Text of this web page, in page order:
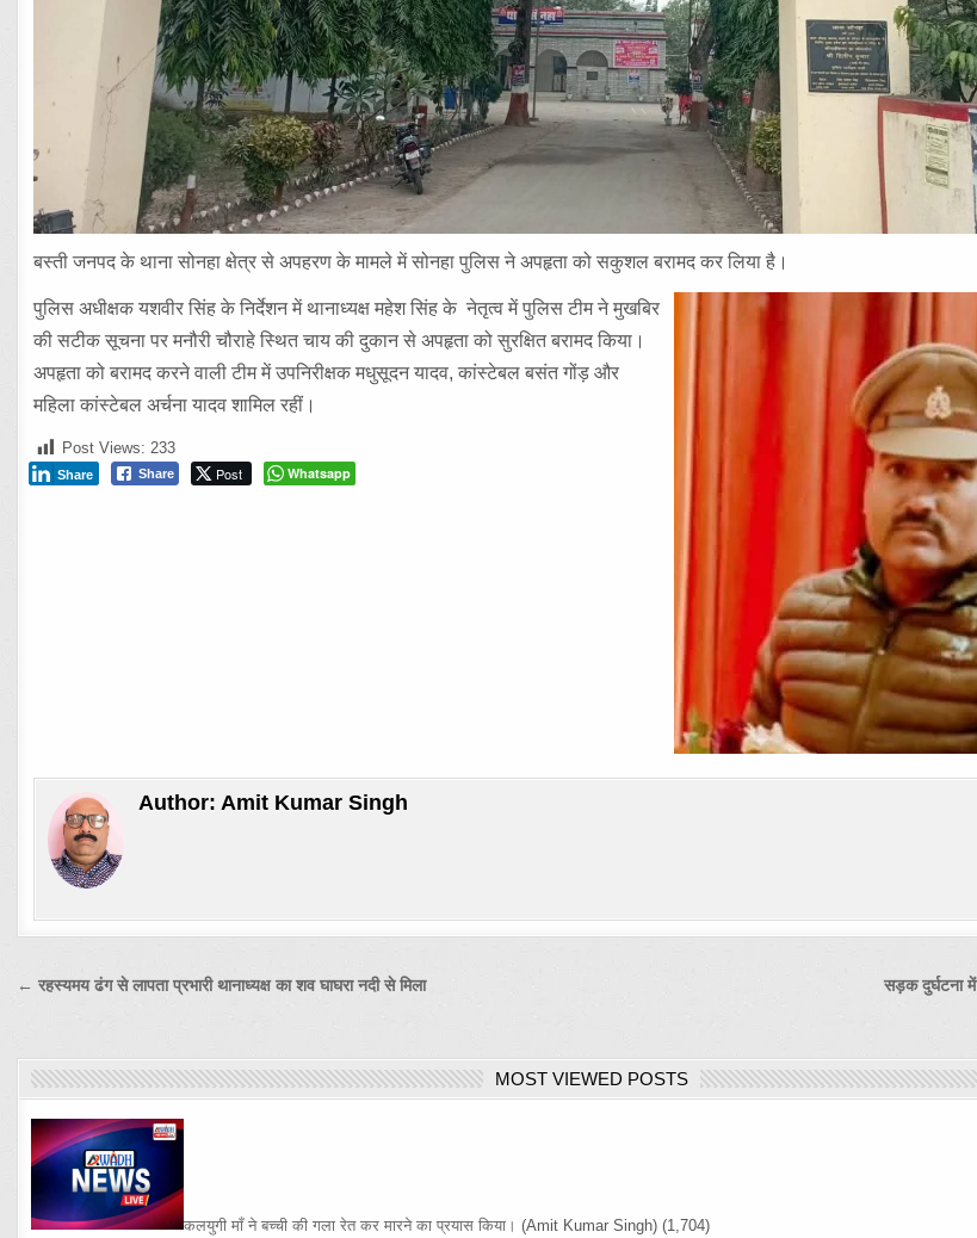
बस्ती जनपद के थाना सोनहा क्षेत्र से अपहरण के मामले में सोनहा पुलिस ने अपहृता को सकुशल बरामद कर लिया है।
पुलिस अधीक्षक यशवीर सिंह के निर्देशन में थानाध्यक्ष महेश सिंह के नेतृत्व में पुलिस टीम ने मुखबिर
की सटीक सूचना पर मनौरी चौराहे स्थित चाय की दुकान से अपहृता को सुरक्षित बरामद किया।
अपहृता को बरामद करने वाली टीम में उपनिरीक्षक मधुसूदन यादव, कांस्टेबल बसंत गोंड़ और
महिला कांस्टेबल अर्चना यादव शामिल रहीं।
Post Views: 233
Share Post
Share Whatsapp
Author:Amit Kumar Singh
Post
सड़क दुर्घटना
← रहस्यमय ढंग से लापता प्रभारी थानाध्यक्ष का शव घाघरा नदी से मिला
MOST VIEWED POSTS
कलयुगी माँ ने बच्ची की गला रेत कर मारने का प्रयास किया। (Amit Kumar Singh) (1,704)